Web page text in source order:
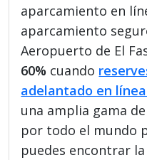
aparcamiento en
aparcamiento
Aeropuerto de El
60% cuando
adelantado en
una amplia gama
por todo el mundo
puedes encontrar